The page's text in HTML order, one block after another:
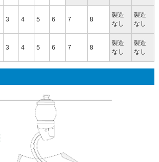
3 4 5 6 7 8
製造
なし
製造
なし
3 4 5 6 7 8
製造
なし
製造
なし